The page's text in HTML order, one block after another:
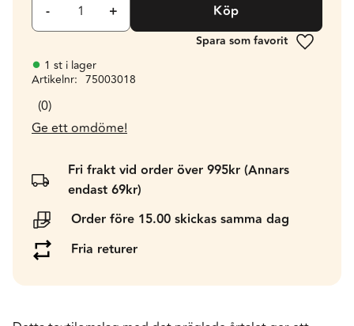
+
- Köp
Lägg till
1 st i lager
Artikelnr
75003018
0
Ge ett omdöme!
Fri frakt vid order över 995kr (Annars
endast 69kr)
Order före 15.00 skickas samma dag
Fria returer